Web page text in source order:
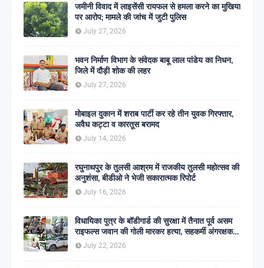
जमीनी विवाद में लाइसेंसी रायफल से हमला करने का मुखिया
पर आरोप; मामले की जांच में जुटी पुलिस
July 27, 2026
भवन निर्माण विभाग के संवेदक बाबू लाल पांडेय का निधन,
जिले में दौड़ी शोक की लहर
July 27, 2026
मोबाइल दुकान में शराब पार्टी कर रहे तीन युवक गिरफ्तार,
अवैध कट्टा व कारतूस बरामद
July 14, 2026
रघुनाथपुर के तुलसी आश्रम में राजकीय तुलसी महोत्सव की
अनुशंसा, बीडीओ ने भेजी सकारात्मक रिपोर्ट
July 16, 2026
विधायिका पुत्र के बॉडीगार्ड की सुरक्षा में तैनात पूर्व असम
राइफल्स जवान की गोली मारकर हत्या, सहकर्मी अंगरक्षक
गिरफ्तार
July 22, 2026